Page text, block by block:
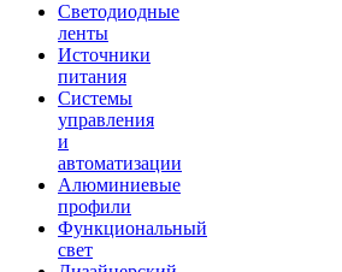
Светодиодные
ленты
Источники
питания
Системы
управления
и
автоматизации
Алюминиевые
профили
Функциональный
свет